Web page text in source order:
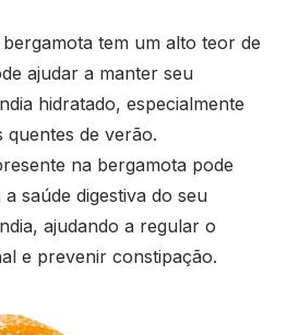
bergamota tem um alto teor de
ajudar a manter seu
hidratado, especialmente
quentes de verão.
na bergamota pode
saúde digestiva do seu
ajudando a regular o
e prevenir constipação.